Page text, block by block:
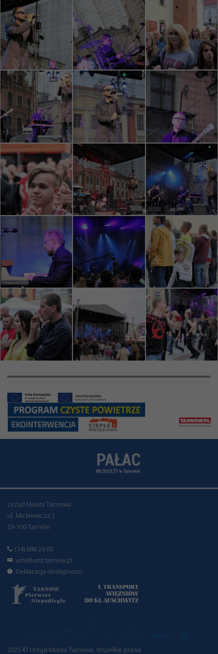
Urząd Miasta Tarnowa
ul. Mickiewicza 2
33-100 Tarnów
(14) 688 24 00
umt@umt.tarnow.pl
Deklaracja dostępności
2025 © Urząd Miasta Tarnowa. Wszelkie prawa